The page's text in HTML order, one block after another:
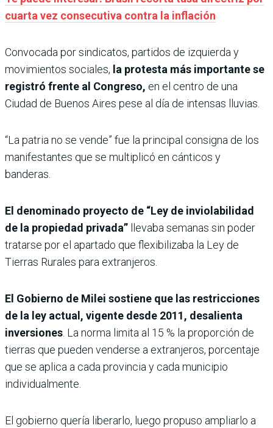
cuarta vez consecutiva contra la inflación
Convocada por sindicatos, partidos de izquierda y
movimientos sociales, la protesta más importante se
registró frente al Congreso, en el centro de una
Ciudad de Buenos Aires pese al día de intensas lluvias.
“La patria no se vende” fue la principal consigna de los
manifestantes que se multiplicó en cánticos y
banderas.
El denominado proyecto de “Ley de inviolabilidad
de la propiedad privada” llevaba semanas sin poder
tratarse por el apartado que flexibilizaba la Ley de
Tierras Rurales para extranjeros.
El Gobierno de Milei sostiene que las restricciones
de la ley actual, vigente desde 2011, desalienta
inversiones . La norma limita al 15 % la proporción de
tierras que pueden venderse a extranjeros, porcentaje
que se aplica a cada provincia y cada municipio
individualmente.
El gobierno quería liberarlo, luego propuso ampliarlo a